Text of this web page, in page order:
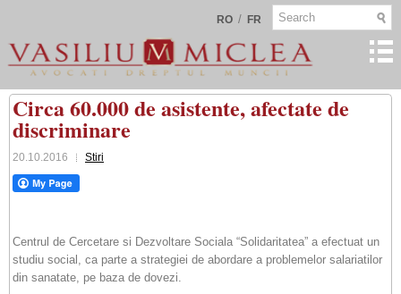
RO / FR
Circa 60.000 de asistente, afectate de
discriminare
20.10.2016 Stiri
Centrul de Cercetare si Dezvoltare Sociala “Solidaritatea” a efectuat un
studiu social, ca parte a strategiei de abordare a problemelor salariatilor
din sanatate, pe baza de dovezi.